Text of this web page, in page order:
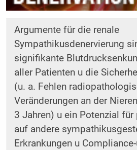
Argumente für die renale
Sympathikusdenervierung
signifikante
aller Patienten u die
(u. a. Fehlen
Veränderungen an der
3 Jahren) u ein Potenzial
auf andere
Erkrankungen u